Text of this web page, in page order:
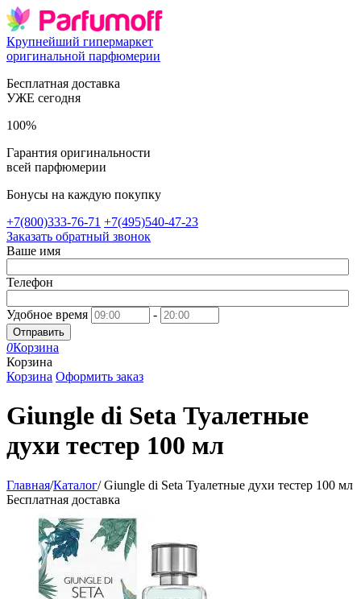
Крупнейший гипермаркет
оригинальной парфюмерии
Бесплатная доставка
УЖЕ сегодня
100%
Гарантия оригинальности
всей парфюмерии
Бонусы на каждую покупку
+7(800)333-76-71 +7(495)540-47-23
Заказать обратный звонок
Ваше имя
Телефон
Удобное время -
Отправить
0Корзина
Корзина
Корзина Оформить заказ
Giungle di Seta Туалетные
духи тестер 100 мл
Главная/Каталог/Giungle di Seta Туалетные духи тестер 100 мл
Бесплатная доставка